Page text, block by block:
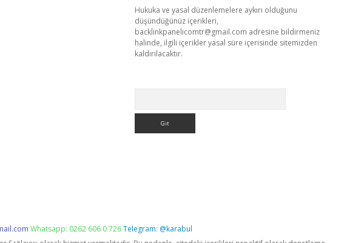
Hukuka ve yasal düzenlemelere aykırı olduğunu
düşündüğünüz içerikleri,
backlinkpanelicomtr@gmail.com adresine bildirmeniz
halinde, ilgili içerikler yasal süre içerisinde sitemizden
kaldırılacaktır.
Whatsapp: 0262 606 0 726Telegram: @karabul